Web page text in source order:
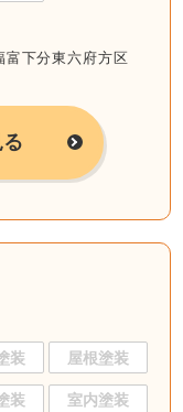
下分東六府方区
装 屋根塗装
装 室内塗装